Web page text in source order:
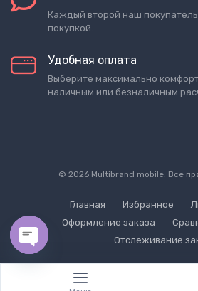
Каждый второй наш
покупкой.
Удобная оплата
Выберите максимально
наличным или безналичным
© 2026 Multibrand mobile. Все
Главная Избранное
Оформление заказа
Отслеживание
Open chaty